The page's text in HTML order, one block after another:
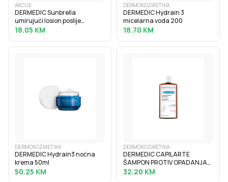
AKCIJE
DERMEDIC Sunbrella
umirujući losion poslije
sunčanja
18.05 KM
DERMOKOZMETIKA
DERMEDIC Hydrain 3
micelarna voda 200
18.70 KM
DERMOKOZMETIKA
DERMEDIC Hydrain3 noćna
krema 50ml
50.25 KM
DERMOKOZMETIKA
DERMEDIC CAPILARTE
ŠAMPON PROTIV OPADANJA
KOSE
32.20 KM